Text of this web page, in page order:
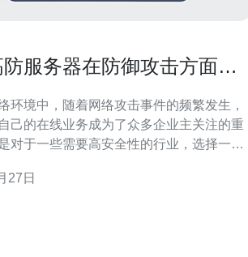
防服务器在防御攻击方面的
环境中，随着网络攻击事件的频繁发生，
己的在线业务成为了众多企业主关注的重
对于一些需要高安全性的行业，选择一款
和稳定性受到了越来越多用户的青睐。本
27日